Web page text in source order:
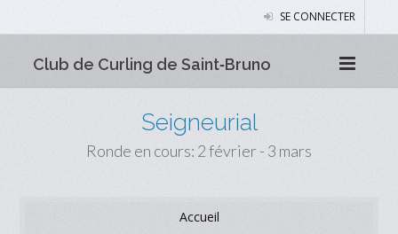
SE CONNECTER
Club de Curling de Saint‑Bruno
Seigneurial
Ronde en cours: 2 février - 3 mars
Accueil